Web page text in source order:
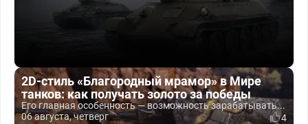
2D-стиль «Благородный мрамор» в Мире
танков: как получать золото за победы
Его главная особенность — возможность зарабатывать...
06 августа, четверг
4